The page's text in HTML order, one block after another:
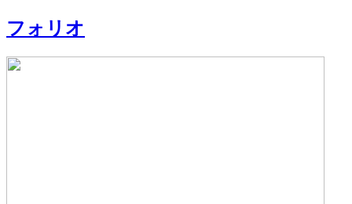
フォリオ